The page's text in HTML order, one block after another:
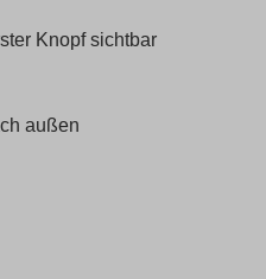
Knopf sichtbar
außen